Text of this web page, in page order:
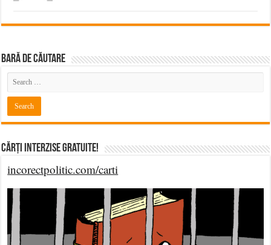
BARĂ DE CĂUTARE
Cărți Interzise Gratuite!
incorectpolitic.com/carti